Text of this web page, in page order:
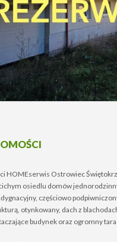
HOMEserwis Ostrowiec
osiedlu domów
częściowo
otynkowany, dach z
budynek oraz ogromny